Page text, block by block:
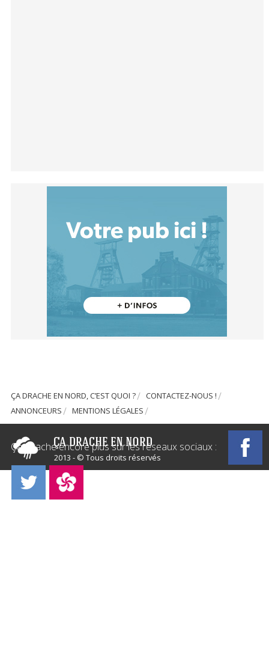
ÇA DRACHE EN NORD, C’EST QUOI ?
CONTACTEZ-NOUS !
ANNONCEURS
MENTIONS LÉGALES
2013 - © Tous droits réservés
Ça Drache encore plus sur les réseaux sociaux :